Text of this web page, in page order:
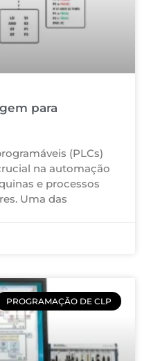
para
(PLCs)
na automação
e processos
Uma das
PROGRAMAÇÃO DE CLP